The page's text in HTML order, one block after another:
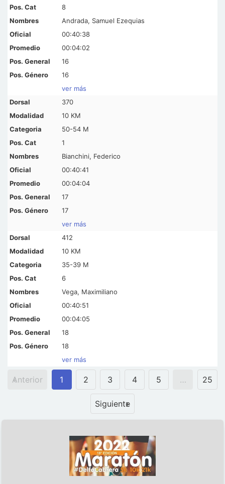
8
Andrada, Samuel Ezequias
00:40:38
00:04:02
16
16
ver más
370
10 KM
50-54 M
1
Bianchini, Federico
00:40:41
00:04:04
17
17
ver más
412
10 KM
35-39 M
6
Vega, Maximiliano
00:40:51
00:04:05
18
18
ver más
Anterior 1 2 3 4 5 … 25
Siguiente